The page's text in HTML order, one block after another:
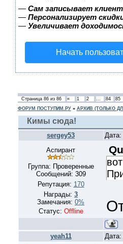
— Сам записывает
— Персонализирует
— Увеличивает
Начать
Страница 86из 86 « 1 2 … 84 85
ФОРУМ ПОСТУПИМ.РУ» АРХИВ (ТОЛЬКО
Кимы сюда!
sergey53
Аспирант
Группа: Проверенные
Сообщений: 309
Репутация: 170
Награды: 3
Замечания: 0%
Статус: Offline
yeah11